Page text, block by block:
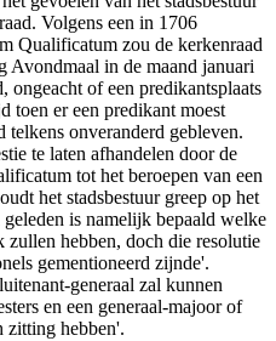
Volgens een in 1706
Qualificatum zou de kerkenraad
Avondmaal in de maand januari
ongeacht of een predikantsplaats
toen er een predikant moest
telkens onveranderd gebleven.
te laten afhandelen door de
tot het beroepen van een
het stadsbestuur greep op het
is namelijk bepaald welke
hebben, doch die resolutie
gementioneerd zijnde'.
generaal zal kunnen
en een generaal-majoor of
zitting hebben'.